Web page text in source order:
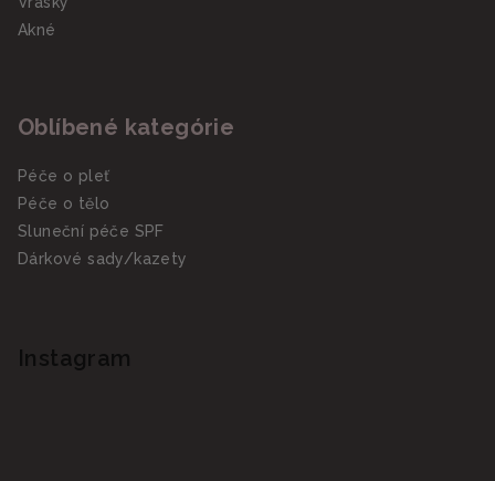
Akné
Oblíbené kategórie
Péče o pleť
Péče o tělo
Sluneční péče SPF
Dárkové sady/kazety
Instagram